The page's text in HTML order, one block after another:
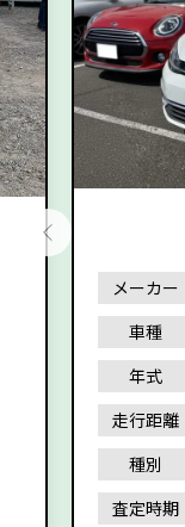
メーカー
車種
年式
走行距離
種別
査定時期